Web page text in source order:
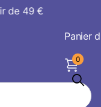
d’avis
Panier
0